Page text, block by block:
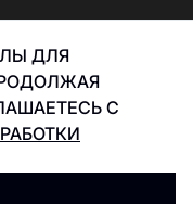
ДЛЯ
С
Captcha